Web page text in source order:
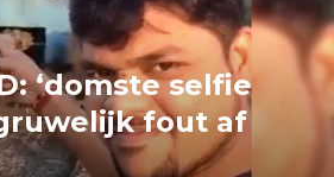
‘domste selfie
fout af